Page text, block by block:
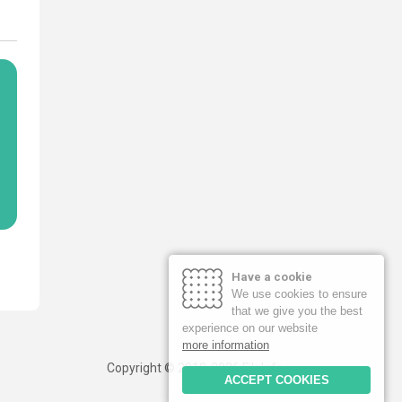
Copyright © 2019-2026 FileInfo
Have a cookie
We use cookies to ensure
that we give you the best
experience on our website
more information
ACCEPT COOKIES